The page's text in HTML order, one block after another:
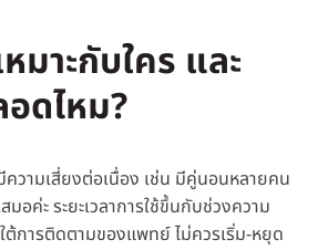
มาะกับใคร และ
ดไหม?
ความเสี่ยงต่อเนื่อง เช่น มีคู่นอนหลายคน
มอค่ะ ระยะเวลาการใช้ขึ้นกับช่วงความ
ต้การติดตามของแพทย์ ไม่ควรเริ่ม-หยุด